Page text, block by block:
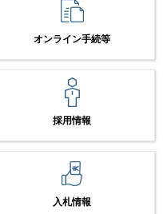
オンライン手続等
採用情報
入札情報